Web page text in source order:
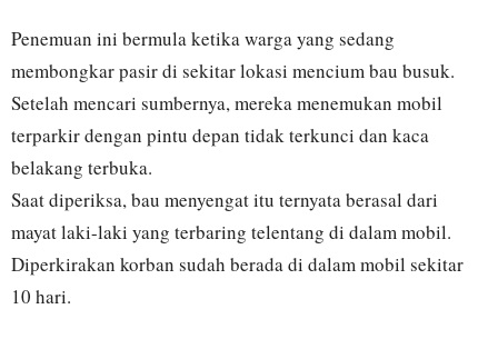
Penemuan ini bermula ketika warga yang sedang
membongkar pasir di sekitar lokasi mencium bau busuk.
Setelah mencari sumbernya, mereka menemukan mobil
terparkir dengan pintu depan tidak terkunci dan kaca
belakang terbuka.
Saat diperiksa, bau menyengat itu ternyata berasal dari
mayat laki-laki yang terbaring telentang di dalam mobil.
Diperkirakan korban sudah berada di dalam mobil sekitar
10 hari.